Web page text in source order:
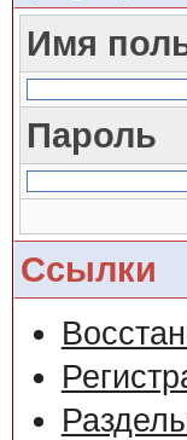
Имя
Пароль
Ссылки